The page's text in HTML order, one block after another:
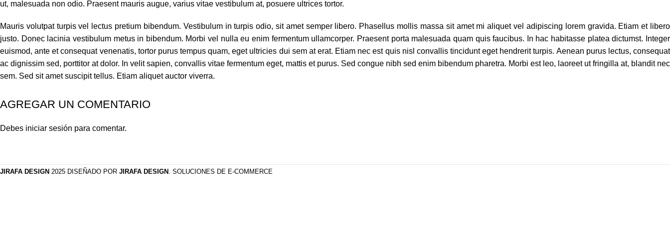
ut, malesuada non odio. Praesent mauris augue, varius vitae vestibulum at, posuere ultrices tortor.
Mauris volutpat turpis vel lectus pretium bibendum. Vestibulum in turpis odio, sit amet semper libero. Phasellus mollis massa sit amet mi aliquet vel adipiscing lorem gravida. Etiam et libero
justo. Donec lacinia vestibulum metus in bibendum. Morbi vel nulla eu enim fermentum ullamcorper. Praesent porta malesuada quam quis faucibus. In hac habitasse platea dictumst. Integer
euismod, ante et consequat venenatis, tortor purus tempus quam, eget ultricies dui sem at erat. Etiam nec est quis nisl convallis tincidunt eget hendrerit turpis. Aenean purus lectus, consequat
ac dignissim sed, porttitor at dolor. In velit sapien, convallis vitae fermentum eget, mattis et purus. Sed congue nibh sed enim bibendum pharetra. Morbi est leo, laoreet ut fringilla at, blandit nec
sem. Sed sit amet suscipit tellus. Etiam aliquet auctor viverra.
AGREGAR UN COMENTARIO
Debes iniciar sesión para comentar.
JIRAFA DESIGN 2025 DISEÑADO POR JIRAFA DESIGN . SOLUCIONES DE E-COMMERCE